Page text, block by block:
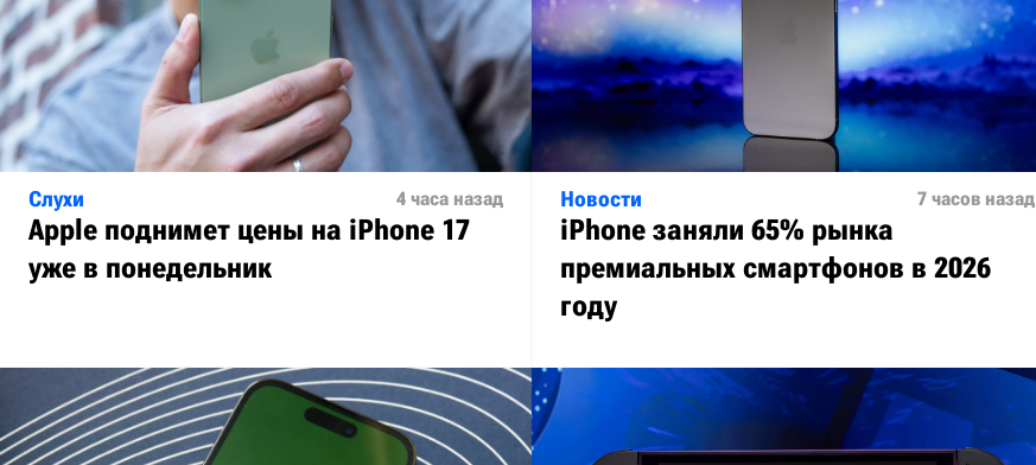
Слухи 4 часа назад
Apple поднимет цены на iPhone 17
уже в понедельник
Новости 7 часов назад
iPhone заняли 65% рынка
премиальных смартфонов в 2026
году